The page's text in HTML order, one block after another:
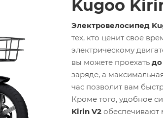
Kugoo
Электровелосипед
тех, кто ценит свое
электрическому
вы можете проехать до
заряде, а
час позволит вам
Кроме того, удобное
Kirin V2 обеспечивают